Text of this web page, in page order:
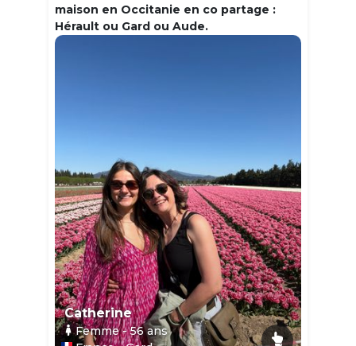
maison en Occitanie en co partage :
Hérault ou Gard ou Aude.
Catherine
Femme- 56ans